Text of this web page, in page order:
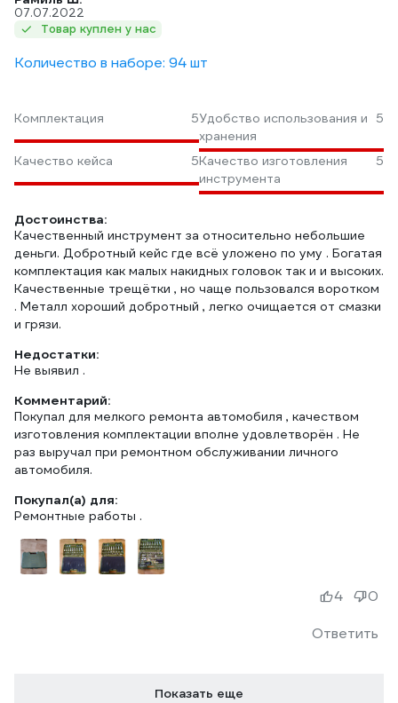
07.07.2022
Товар куплен у нас
Количество в наборе: 94 шт
Комплектация 5Удобство использования и
хранения
5
Качество кейса 5Качество изготовления
инструмента
5
Достоинства:
Качественный инструмент за относительно небольшие
деньги. Добротный кейс где всё уложено по уму . Богатая
комплектация как малых накидных головок так и и высоких.
Качественные трещётки , но чаще пользовался воротком
. Металл хороший добротный , легко очищается от смазки
и грязи.
Недостатки:
Не выявил .
Комментарий:
Покупал для мелкого ремонта автомобиля , качеством
изготовления комплектации вполне удовлетворён . Не
раз выручал при ремонтном обслуживании личного
автомобиля.
Покупал(а) для:
Ремонтные работы .
Ответить
4 0
Показать еще